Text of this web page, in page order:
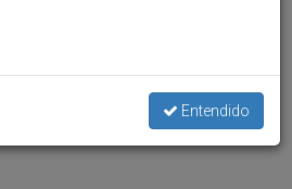
Entendido